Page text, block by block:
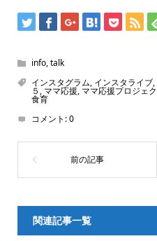
info,talk
インスタグラム, インスタライブ,
５ , ママ応援, ママ応援プロジェ
食育
コメント:0
関連記事一覧